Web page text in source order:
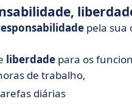
pela sua
liberdade para os
de trabalho,
diárias